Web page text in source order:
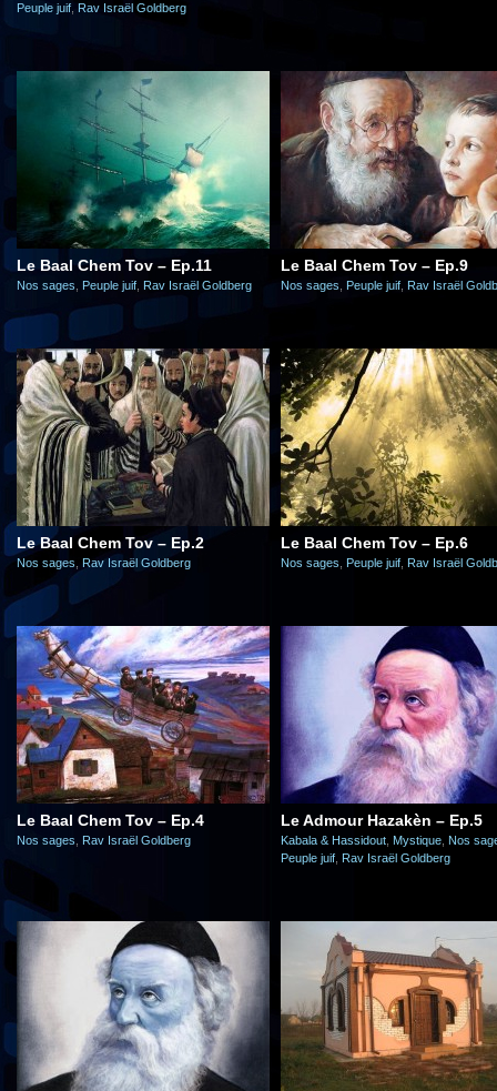
Peuple juif Rav Israël Goldberg
Le Baal Chem Tov – Ep.11
Nos sages Peuple juif Rav Israël Goldberg
Le Baal Chem Tov – Ep.9
Nos sages Peuple juif Rav Israël
Le Baal Chem Tov – Ep.2
Nos sages Rav Israël Goldberg
Le Baal Chem Tov – Ep.6
Nos sages Peuple juif Rav Israël
Le Baal Chem Tov – Ep.4
Nos sages Rav Israël Goldberg
Le Admour Hazakèn – Ep.5
Kabala & Hassidout Mystique Nos
Peuple juif Rav Israël Goldberg